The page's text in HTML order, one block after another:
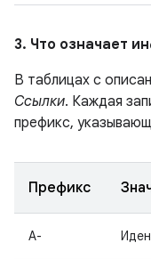
3. Что означает
В таблицах с
Ссылки. Каждая
префикс,
Префикс
A-